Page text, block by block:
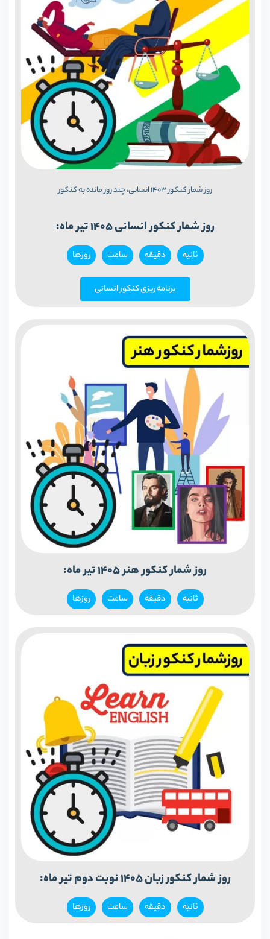
روز شمار کنکور 1403 انسانی، چند روز مانده به کنکور
روز شمار کنکور انسانی 1405 تیر ماه:
روزها ساعت دقيقه ثانیه‌
برنامه ریزی کنکور انسانی
روز شمار کنکور هنر 1405 تیر ماه:
روزها ساعت دقيقه ثانیه‌
روز شمار کنکور زبان 1405 نوبت دوم تیر ماه:
روزها ساعت دقيقه ثانیه‌